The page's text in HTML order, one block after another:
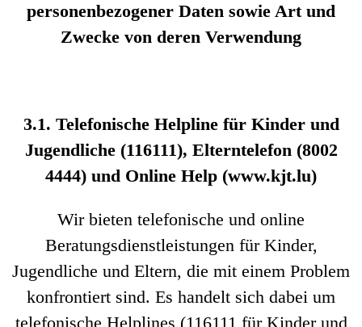
personenbezogener Daten sowie Art und
Zwecke von deren Verwendung
3.1. Telefonische Helpline für Kinder und
Jugendliche (116111), Elterntelefon (8002
4444) und Online Help (www.kjt.lu)
Wir bieten telefonische und online
Beratungsdienstleistungen für Kinder,
Jugendliche und Eltern, die mit einem Problem
konfrontiert sind. Es handelt sich dabei um
telefonische Helplines (116111 für Kinder und